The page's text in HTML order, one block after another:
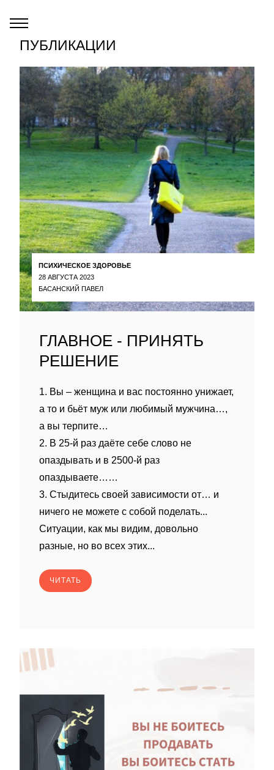
ПУБЛИКАЦИИ
ПСИХИЧЕСКОЕ ЗДОРОВЬЕ
28 АВГУСТА 2023
БАСАНСКИЙ ПАВЕЛ
ГЛАВНОЕ - ПРИНЯТЬ
РЕШЕНИЕ
1. Вы – женщина и вас постоянно унижает,
а то и бьёт муж или любимый мужчина…,
а вы терпите…
2. В 25-й раз даёте себе слово не
опаздывать и в 2500-й раз
опаздываете……
3. Стыдитесь своей зависимости от… и
ничего не можете с собой поделать...
Ситуации, как мы видим, довольно
разные, но во всех этих...
ЧИТАТЬ